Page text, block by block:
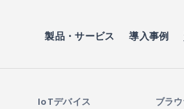
製品・サービス 導入事例
IoTデバイス ブラ